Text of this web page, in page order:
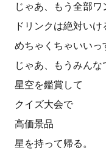
じゃあ、もう全部ワ
ドリンクは絶対いけ
めちゃくちゃいいっ
じゃあ、もうみん
星空を鑑賞して
クイズ大会で
高価景品
星を持って帰る。